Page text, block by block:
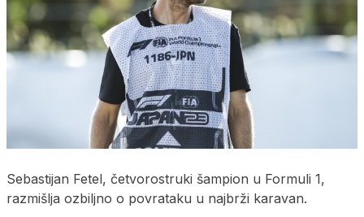
Sebastijan Fetel, četvorostruki šampion u Formuli 1,
razmišlja ozbiljno o povrataku u najbrži karavan.